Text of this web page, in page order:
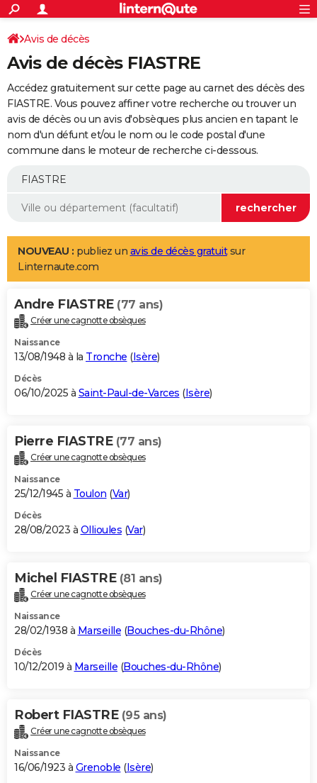
ACTUALITÉS
Politique
Société
Faits Divers
Education
Monde
Villes
+
SPORT
Coupe du monde 2026
Football
Tennis
Cyclisme
Rugby
Forum
Programme TV
TNT
Streaming
Cinéma
Sorties cinéma
Musique
+
FINANCE
Retraite
Epargne
Immobilier
Risques naturels par ville
Banque
Assurance
AUTO
Essais
Réserver un essai
Citadines
Berlines
SUV
Forum auto
+
Mobiles
Meilleur smartphone
Internet
Ordinateurs
Jeux vidéo
Guide high-tech
Aménagement intérieur
LIFESTYLE
Art de vivre
Bien-être
Loisirs
Mode
Modes de vie
Alimentation
Guide de la santé
Maladies
Médicaments
Sommeil
VOYAGE
Destinations
City break
Voyage nature
Voyage de noces
Forum
Climat
+PHOTO
GUIDES D'ACHAT
BONS PLANS
Carte de Noël
Carte Bonne année
Carte Saint-Valentin
Carte Pâques
Carte d'anniversaire
DICTIONNAIRE
Dictionnaire
Biographies
Citations
Expressions
Proverbes
PROGRAMME TV
S'inscrire
Se connecter
Lycées
Collèges
Primaires
Universités
Entreprises
Service militaire
Avis de recherche
AVIS DE DÉCÈS
Bricolage
Lifestyle
Culture
Sport
Auto
Television
Voyage
Cinema
Avis de décès
Avis de décès FIASTRE
Accédez gratuitement sur cette page au carnet des décès des
FIASTRE. Vous pouvez affiner votre recherche ou trouver un
avis de décès ou un avis d'obsèques plus ancien en tapant le
nom d'un défunt et/ou le nom ou le code postal d'une
commune dans le moteur de recherche ci-dessous.
NOUVEAU : publiez un avis de décès gratuitsur
Linternaute.com
Andre FIASTRE (77 ans)
Créer une cagnotte obsèques
Naissance
13/08/1948 à la Tronche (Isère)
Décès
06/10/2025 à Saint-Paul-de-Varces (Isère)
Pierre FIASTRE (77 ans)
Créer une cagnotte obsèques
Naissance
25/12/1945 à Toulon (Var)
Décès
28/08/2023 à Ollioules (Var)
Michel FIASTRE (81 ans)
Créer une cagnotte obsèques
Naissance
28/02/1938 à Marseille (Bouches-du-Rhône)
Décès
10/12/2019 à Marseille (Bouches-du-Rhône)
Robert FIASTRE (95 ans)
Créer une cagnotte obsèques
Naissance
16/06/1923 à Grenoble (Isère)